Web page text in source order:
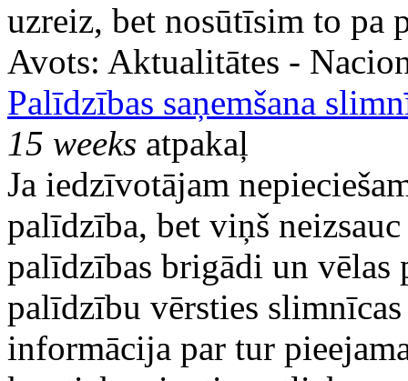
uzreiz, bet nosūtīsim to pa
Avots: Aktualitātes -
Palīdzības saņemšana
15 weeks atpakaļ
Ja iedzīvotājam
palīdzība, bet viņš
palīdzības brigādi un
palīdzību vērsties
informācija par tur